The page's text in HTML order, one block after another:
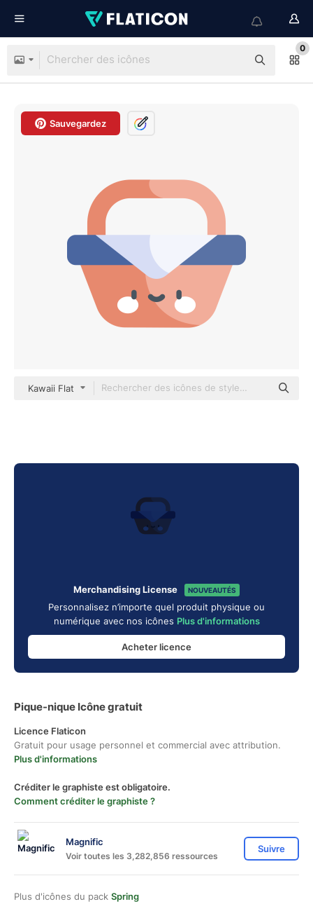
0
Sauvegardez
Kawaii Flat
Merchandising License NOUVEAUTÉS
Personnalisez n’importe quel produit physique ou
numérique avec nos icônes Plus d'informations
Acheter licence
Pique-nique Icône gratuit
Licence Flaticon
Gratuit pour usage personnel et commercial avec attribution.
Plus d'informations
Créditer le graphiste est obligatoire.
Comment créditer le graphiste ?
Magnific
Voir toutes les 3,282,856 ressources
Suivre
Plus d'icônes du pack Spring